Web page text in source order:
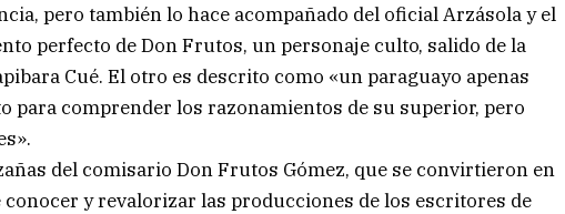
pero también lo hace acompañado del oficial Arzásola y el
perfecto de Don Frutos, un personaje culto, salido de la
Cué. El otro es descrito como «un paraguayo apenas
para comprender los razonamientos de su superior, pero
del comisario Don Frutos Gómez, que se convirtieron en
y revalorizar las producciones de los escritores de